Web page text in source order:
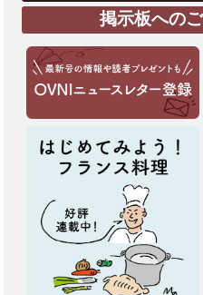
掲示板への